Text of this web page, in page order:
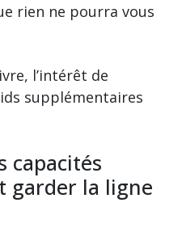
rien ne pourra vous
l’intérêt de
supplémentaires
capacités
garder la ligne